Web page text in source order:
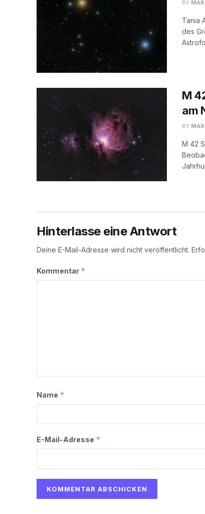
BY
Tania
des
M
am
BY
M 42
Hinterlasse eine Antwort
Deine E-Mail-Adresse wird nicht veröffentlicht.
Kommentar *
Name *
E-Mail-Adresse *